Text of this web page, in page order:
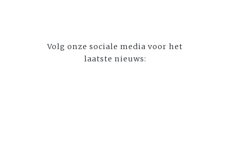
Volg onze sociale media voor het
laatste nieuws: